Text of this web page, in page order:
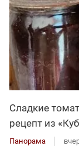
Сладкие
рецепт из
Панорама